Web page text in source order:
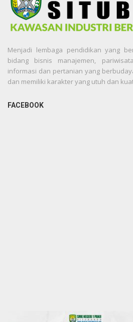
Menjadi lembaga pendidikan yang
bidang bisnis manajemen,
informasi dan pertanian yang
dan memiliki karakter yang utuh dan
FACEBOOK